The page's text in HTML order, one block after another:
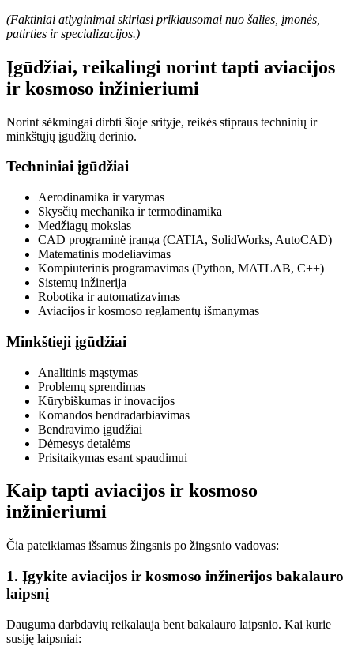
(Faktiniai atlyginimai skiriasi priklausomai nuo šalies, įmonės,
patirties ir specializacijos.)
Įgūdžiai, reikalingi norint tapti aviacijos
ir kosmoso inžinieriumi
Norint sėkmingai dirbti šioje srityje, reikės stipraus techninių ir
minkštųjų įgūdžių derinio.
Techniniai įgūdžiai
Aerodinamika ir varymas
Skysčių mechanika ir termodinamika
Medžiagų mokslas
CAD programinė įranga (CATIA, SolidWorks, AutoCAD)
Matematinis modeliavimas
Kompiuterinis programavimas (Python, MATLAB, C++)
Sistemų inžinerija
Robotika ir automatizavimas
Aviacijos ir kosmoso reglamentų išmanymas
Minkštieji įgūdžiai
Analitinis mąstymas
Problemų sprendimas
Kūrybiškumas ir inovacijos
Komandos bendradarbiavimas
Bendravimo įgūdžiai
Dėmesys detalėms
Prisitaikymas esant spaudimui
Kaip tapti aviacijos ir kosmoso
inžinieriumi
Čia pateikiamas išsamus žingsnis po žingsnio vadovas:
1. Įgykite aviacijos ir kosmoso inžinerijos bakalauro
laipsnį
Dauguma darbdavių reikalauja bent bakalauro laipsnio. Kai kurie
susiję laipsniai: